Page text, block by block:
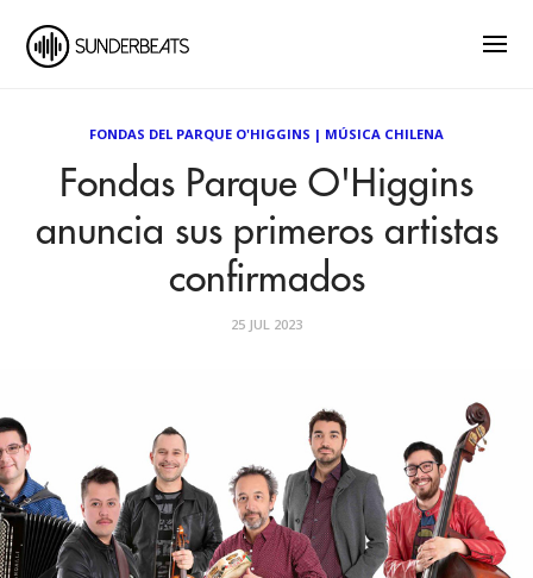
FONDAS DEL PARQUE O'HIGGINS | MÚSICA CHILENA
Fondas Parque O'Higgins
anuncia sus primeros artistas
confirmados
25 JUL 2023